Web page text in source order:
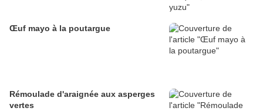
Œuf mayo à la poutargue
Rémoulade d'araignée aux asperges
vertes